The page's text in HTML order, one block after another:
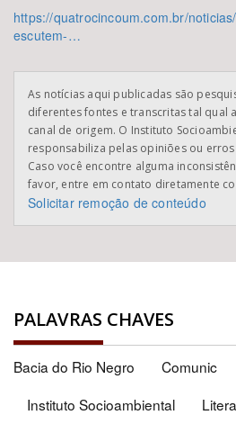
https://quatrocincoum.com.br/
escutem-…
As notícias aqui publicadas são
diferentes fontes e transcritas tal qual
canal de origem. O Instituto
responsabiliza pelas opiniões ou
Caso você encontre alguma
favor, entre em contato diretamente
Solicitar remoção de conteúdo
PALAVRAS CHAVES
Bacia do Rio Negro Comunic
Instituto Socioambiental